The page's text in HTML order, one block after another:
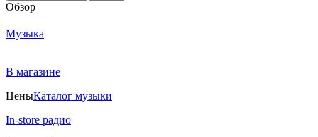
Обзор
Музыка
В магазине
ЦеныКаталог музыки
In-store радио